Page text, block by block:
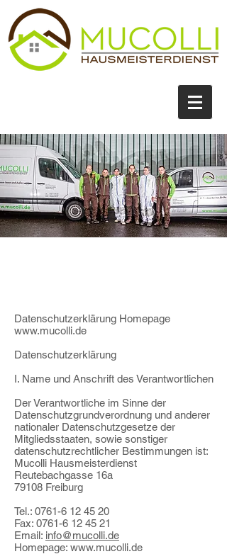
Datenschutzerklärung Homepage
www.mucolli.de
Datenschutzerklärung
I. Name und Anschrift des Verantwortlichen
Der Verantwortliche im Sinne der
Datenschutzgrundverordnung und anderer
nationaler Datenschutzgesetze der
Mitgliedsstaaten, sowie sonstiger
datenschutzrechtlicher Bestimmungen ist:
Mucolli Hausmeisterdienst
Reutebachgasse 16a
79108 Freiburg
Tel.: 0761-6 12 45 20
Fax: 0761-6 12 45 21
Email: info@mucolli.de
Homepage: www.mucolli.de